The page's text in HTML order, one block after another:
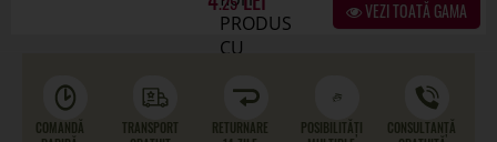
NEWSLETTER